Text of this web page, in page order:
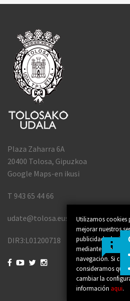
Utilizamos cookies
mejorar nuestros
publicidad
mediante el análisis
navegación. Si
consideramos que
cambiar la
información aqui.
Plaza Zaharra 6A
20400 Tolosa, Gipuzkoa
Google Maps-en ikusi
T 943 65 44 66
udate@tolosa.eus
DIR3:L01200718
   